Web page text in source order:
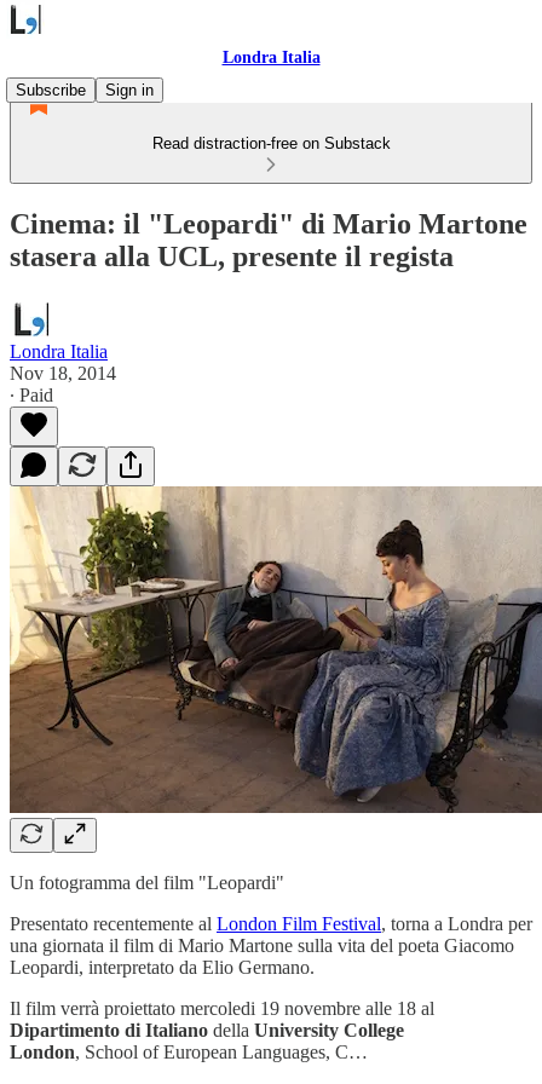
Londra Italia
Subscribe
Sign in
Read distraction-free on Substack
Cinema: il "Leopardi" di Mario Martone
stasera alla UCL, presente il regista
Londra Italia
Nov 18, 2014
∙ Paid
Un fotogramma del film "Leopardi"
Presentato recentemente al London Film Festival, torna a Londra per
una giornata il film di Mario Martone sulla vita del poeta Giacomo
Leopardi, interpretato da Elio Germano.
Il film verrà proiettato mercoledi 19 novembre alle 18 al
Dipartimento di Italiano della University College
London, School of European Languages, C…